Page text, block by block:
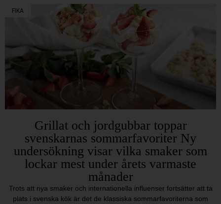
FIKA
Grillat och jordgubbar toppar
svenskarnas sommarfavoriter Ny
undersökning visar vilka smaker som
lockar mest under årets varmaste
månader
Trots att nya smaker och internationella influenser fortsätter att ta
plats i svenska kök är det de klassiska sommarfavoriterna som